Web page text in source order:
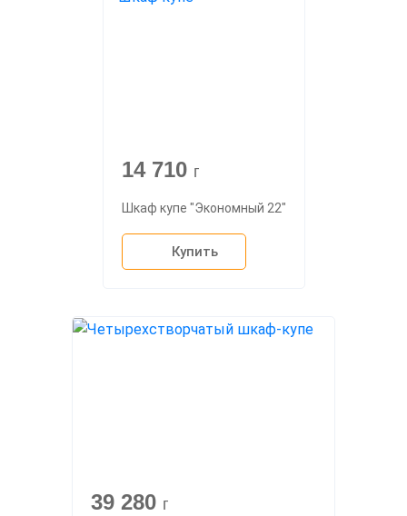
14 710 г
Шкаф купе "Экономный 22"
Купить
39 280 г